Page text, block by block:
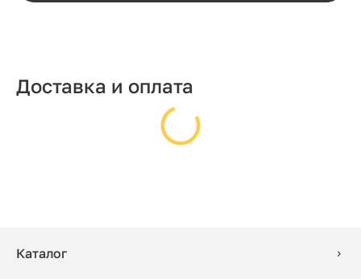
Доставка и оплата
Каталог